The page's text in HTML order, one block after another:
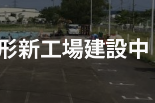
新工場建設中